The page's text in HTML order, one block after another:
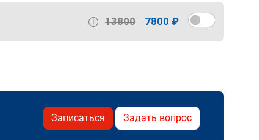
13800 7800 ₽
Записаться Задать вопрос